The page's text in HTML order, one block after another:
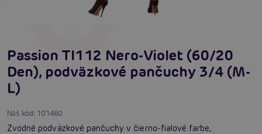
Passion TI112 Nero-Violet (60/20
Den), podväzkové pančuchy 3/4 (M-
L)
Náš kód: 101460
Zvodné podväzkové pančuchy v čierno-fialové farbe,